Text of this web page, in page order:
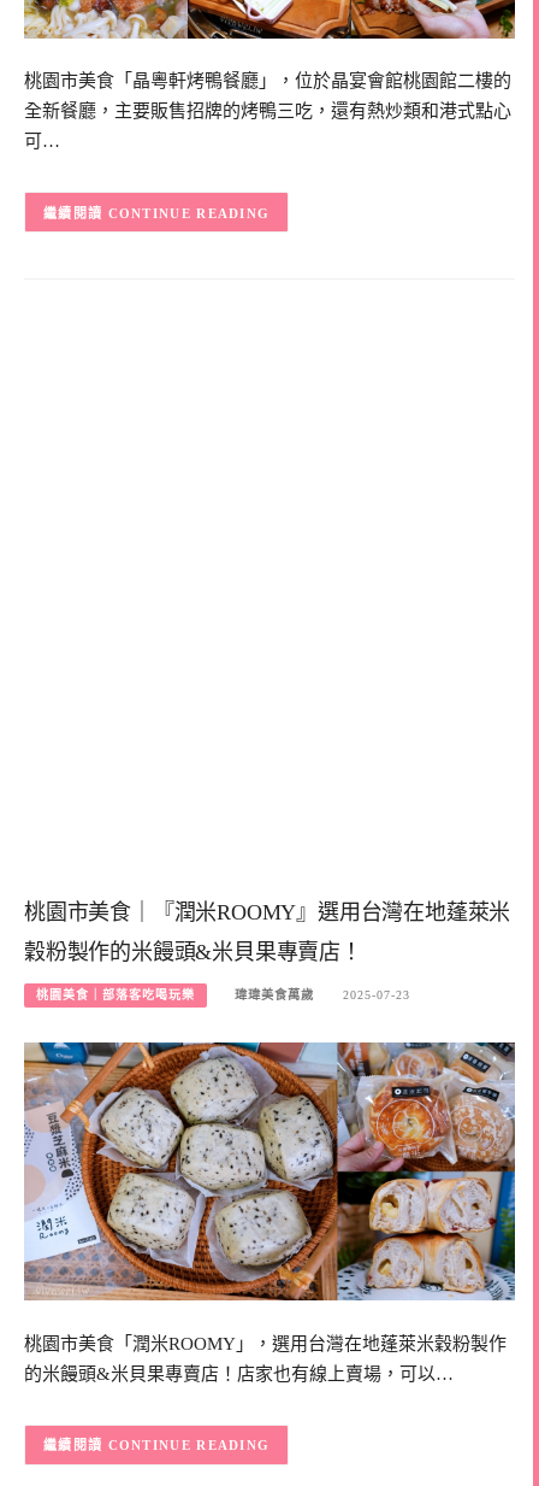
桃園市美食「晶粵軒烤鴨餐廳」，位於晶宴會館桃園館二樓的
全新餐廳，主要販售招牌的烤鴨三吃，還有熱炒類和港式點心
可…
CONTINUE READING
桃園市美食｜『潤米ROOMY』選用台灣在地蓬萊米
穀粉製作的米饅頭&米貝果專賣店！
桃園美食｜部落客吃喝玩樂 瑋瑋美食萬歲 2025-07-23
桃園市美食「潤米ROOMY」，選用台灣在地蓬萊米穀粉製作
的米饅頭&米貝果專賣店！店家也有線上賣場，可以…
CONTINUE READING